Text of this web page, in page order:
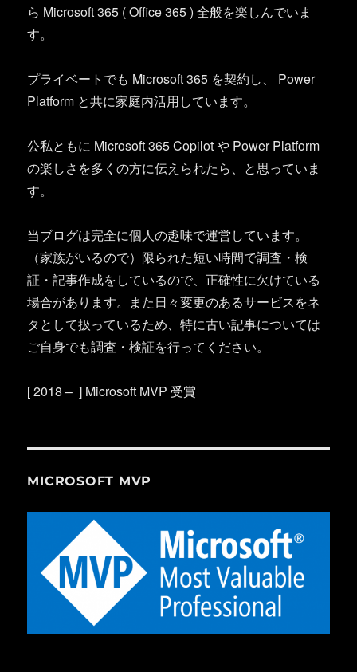
ら Microsoft 365 ( Office 365 ) 全般を楽しんでいま
す。
プライベートでも Microsoft 365 を契約し、 Power
Platform と共に家庭内活用しています。
公私ともに Microsoft 365 Copilot や Power Platform
の楽しさを多くの方に伝えられたら、と思っていま
す。
当ブログは完全に個人の趣味で運営しています。
（家族がいるので）限られた短い時間で調査・検
証・記事作成をしているので、正確性に欠けている
場合があります。また日々変更のあるサービスをネ
タとして扱っているため、特に古い記事については
ご自身でも調査・検証を行ってください。
[ 2018 – ] Microsoft MVP 受賞
MICROSOFT MVP